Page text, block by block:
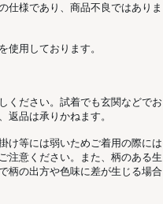
仕様であり、商品不良ではありま
使用しております。
ください。試着でも玄関などでお
返品は承りかねます。
け等には弱いためご着用の際には
注意ください。また、柄のある生
柄の出方や色味に差が生じる場合